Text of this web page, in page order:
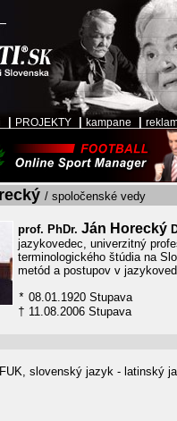
PROJEKTY kampane
/ spoločenské vedy
prof. PhDr. Ján Horecký
jazykovedec, univerzitný
terminologického štúdia na
metód a postupov v
* 08.01.1920 Stupava
† 11.08.2006 Stupava
slovenský jazyk - latinský